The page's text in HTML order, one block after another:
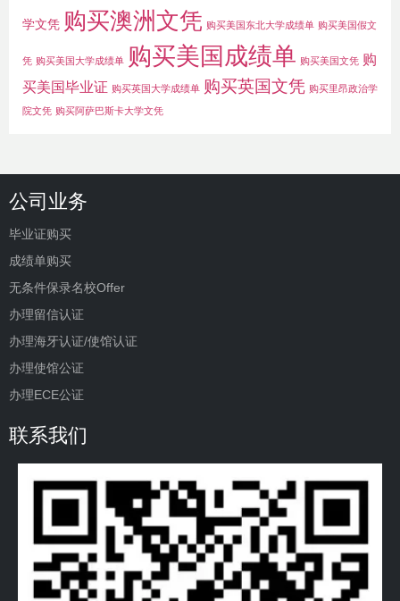
学文凭 购买澳洲文凭 购买美国东北大学成绩单 购买美国假文
凭 购买美国大学成绩单 购买美国成绩单 购买美国文凭 购
买美国毕业证 购买英国大学成绩单 购买英国文凭 购买里昂政治学
院文凭 购买阿萨巴斯卡大学文凭
公司业务
毕业证购买
成绩单购买
无条件保录名校Offer
办理留信认证
办理海牙认证/使馆认证
办理使馆公证
办理ECE公证
联系我们